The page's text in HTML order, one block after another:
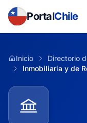
PortalChile
Inicio
Directorio
Inmobiliaria y de